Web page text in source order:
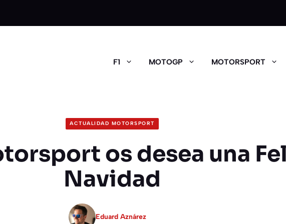
F1 MOTOGP MOTORSPORT
ACTUALIDAD MOTORSPORT
os desea una
Navidad
Eduard Aznárez